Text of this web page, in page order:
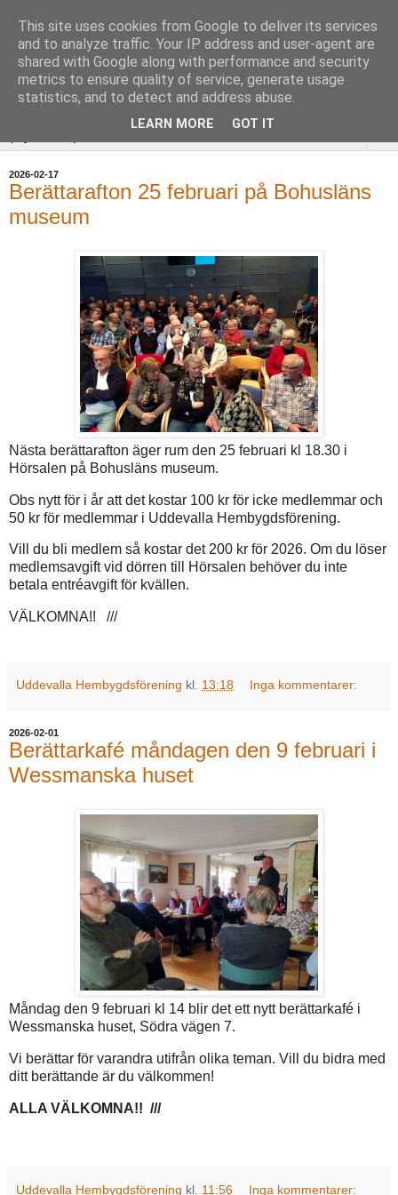
Uddevalla
Hembygdsförening
2026-02-17
Berättarafton 25 februari på Bohusläns
museum
Nästa berättarafton äger rum den 25 februari kl 18.30 i
Hörsalen på Bohusläns museum.
Obs nytt för i år att det kostar 100 kr för icke medlemmar och
50 kr för medlemmar i Uddevalla Hembygdsförening.
Vill du bli medlem så kostar det 200 kr för 2026. Om du löser
medlemsavgift vid dörren till Hörsalen behöver du inte
betala entréavgift för kvällen.
VÄLKOMNA!! ///
Uddevalla Hembygdsförening kl. 13:18 Inga kommentarer:
2026-02-01
Berättarkafé måndagen den 9 februari i
Wessmanska huset
Måndag den 9 februari kl 14 blir det ett nytt berättarkafé i
Wessmanska huset, Södra vägen 7.
Vi berättar för varandra utifrån olika teman. Vill du bidra med
ditt berättande är du välkommen!
ALLA VÄLKOMNA!! ///
Uddevalla Hembygdsförening kl. 11:56 Inga kommentarer:
This site uses cookies from Google to deliver its services
and to analyze traffic. Your IP address and user-agent are
shared with Google along with performance and security
metrics to ensure quality of service, generate usage
statistics, and to detect and address abuse.
LEARN MORE GOT IT